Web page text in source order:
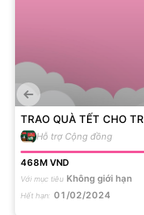
TRAO QUÀ TẾT CHO
Hỗ trợ Cộng đồng
468M VND
Với mục tiêu Không giới hạn
Hết hạn: 01/02/2024